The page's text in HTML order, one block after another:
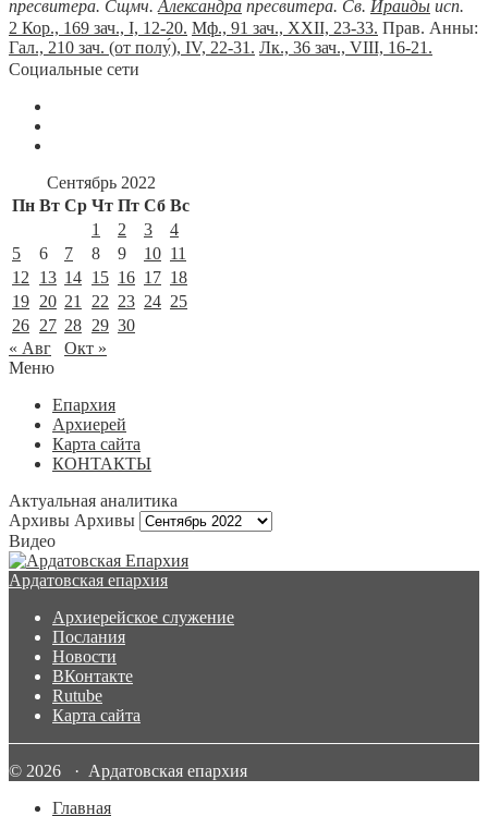
пресвитера. Сщмч. Александра пресвитера. Св. Ираиды исп.
2 Кор., 169 зач., I, 12-20. Мф., 91 зач., XXII, 23-33. Прав. Анны:
Гал., 210 зач. (от полу́), IV, 22-31. Лк., 36 зач., VIII, 16-21.
Социальные сети
Сентябрь 2022
Пн Вт Ср Чт Пт Сб Вс
1
2 3
4
5
6 7 8 9 10 11
12
13 14 15 16 17 18
19 20 21 22 23 24 25
26 27 28 29 30
« Авг
Окт »
Меню
Епархия
Архиерей
Карта сайта
КОНТАКТЫ
Актуальная аналитика
Архивы Архивы
Видео
Ардатовская епархия
Архиерейское служение
Послания
Новости
ВКонтакте
Rutube
Карта сайта
© 2026 · Ардатовская епархия
Главная